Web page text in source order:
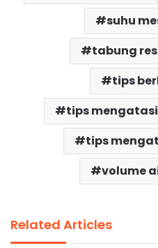
suhu
tabung
tips
tips
tips
volume
Related Articles